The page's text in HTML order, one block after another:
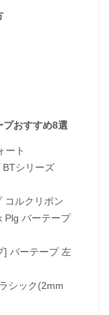
プおすすめ8選
ート
BTシリーズ
コルクリボン
Plg バーテープ
] バーテープ 左
シック(2mm